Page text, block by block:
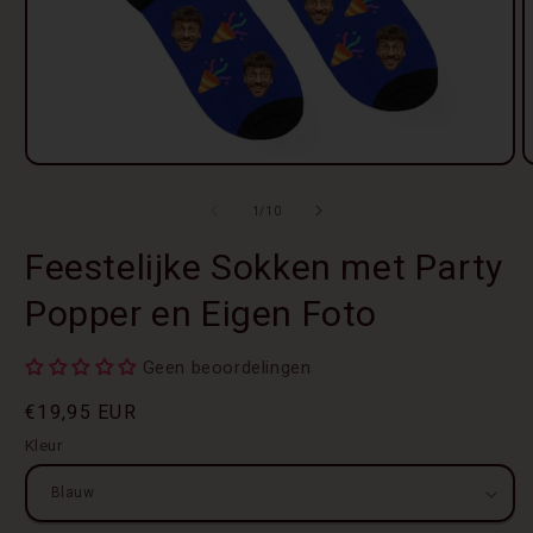
Media
/ van
10
Feestelijke Sokken met Party
Popper en Eigen Foto
Geen beoordelingen
Normale
prijs
€19,95 EUR
Kleur